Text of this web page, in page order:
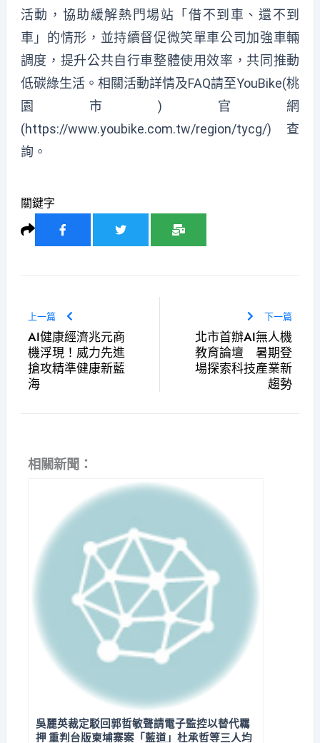
活動，協助緩解熱門場站「借不到車、還不到
車」的情形，並持續督促微笑單車公司加強車輛
調度，提升公共自行車整體使用效率，共同推動
低碳綠生活。相關活動詳情及FAQ請至YouBike(桃
園市)官網
(https://www.youbike.com.tw/region/tycg/)查
詢。
關鍵字
上一篇
AI健康經濟兆元商
機浮現！威力先進
搶攻精準健康新藍
海
下一篇
北市首辦AI無人機
教育論壇 暑期登
場探索科技產業新
趨勢
相關新聞：
吳麗英裁定駁回郭哲敏聲請電子監控以替代羈
押 重判台版柬埔寨案「藍道」杜承哲等三人均